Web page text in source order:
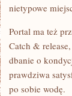
nietypowe
Portal ma też
Catch &
dbanie o
prawdziwa
po sobie wodę.